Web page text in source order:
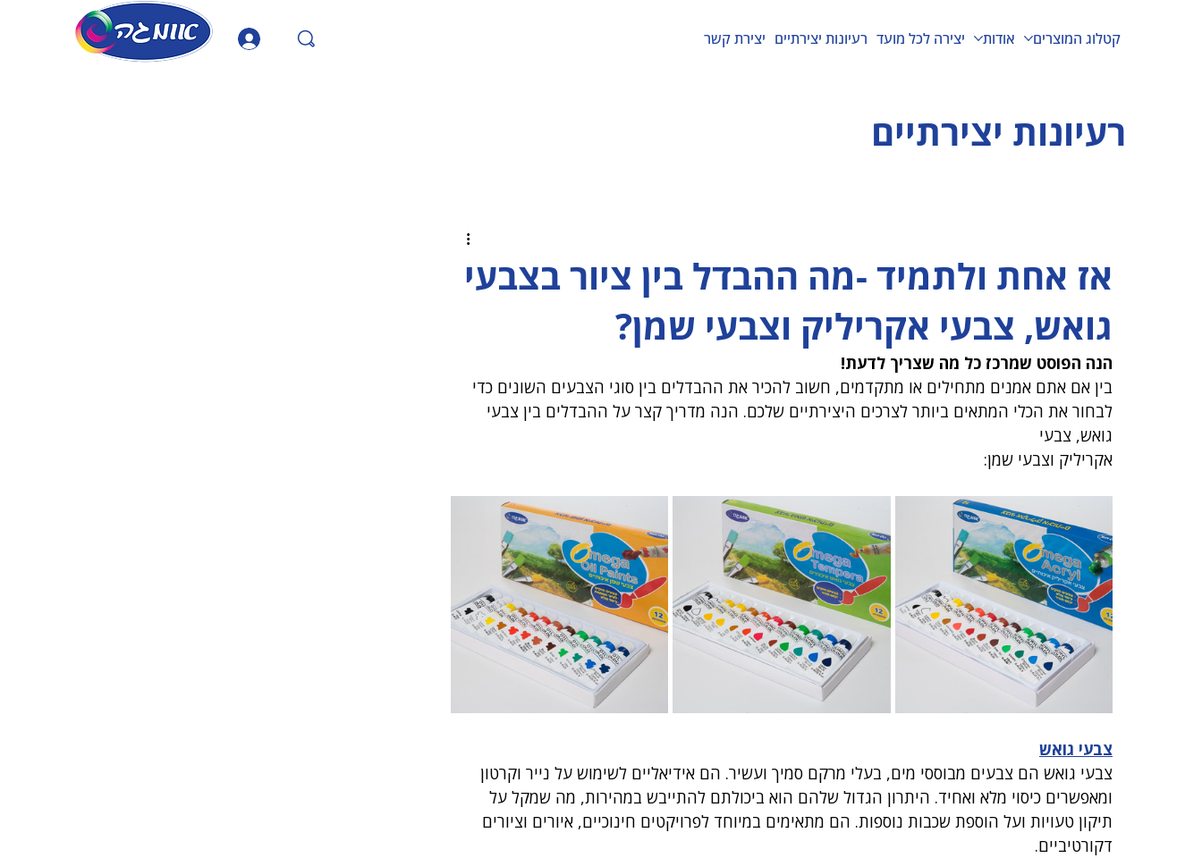
קטלוג המוצרים אודות יצירה לכל מועד רעיונות יצירתיים יצירת קשר
אז אחת ולתמיד -מה ההבדל בין ציור בצבעי
גואש, צבעי אקריליק וצבעי שמן?
הנה הפוסט שמרכז כל מה שצריך לדעת!
בין אם אתם אמנים מתחילים או מתקדמים, חשוב להכיר את ההבדלים בין סוגי הצבעים השונים כדי
לבחור את הכלי המתאים ביותר לצרכים היצירתיים שלכם. הנה מדריך קצר על ההבדלים בין צבעי
גואש, צבעי
אקריליק וצבעי שמן:
צבעי גואש
צבעי גואש הם צבעים מבוססי מים, בעלי מרקם סמיך ועשיר. הם אידיאליים לשימוש על נייר וקרטון
ומאפשרים כיסוי מלא ואחיד. היתרון הגדול שלהם הוא ביכולתם להתייבש במהירות, מה שמקל על
תיקון טעויות ועל הוספת שכבות נוספות. הם מתאימים במיוחד לפרויקטים חינוכיים, איורים וציורים
דקורטיביים.
רעיונות יצירתיים